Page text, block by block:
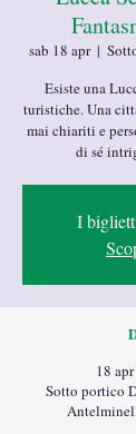
sab 18 apr
  |
Esiste una
turistiche. Una
mai chiariti e
di sé
I
18
Sotto portico